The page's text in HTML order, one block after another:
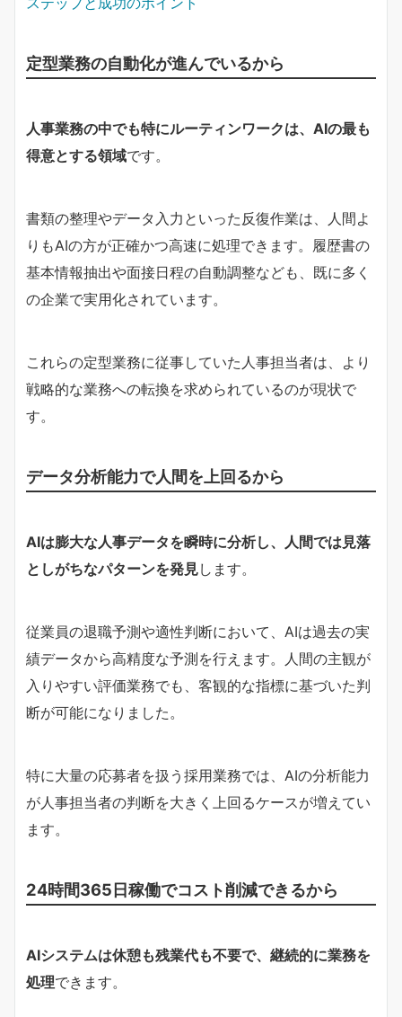
定型業務の自動化が進んでいるから
人事業務の中でも特にルーティンワークは、AIの最も
得意とする領域です。
書類の整理やデータ入力といった反復作業は、人間よ
りもAIの方が正確かつ高速に処理できます。履歴書の
基本情報抽出や面接日程の自動調整なども、既に多く
の企業で実用化されています。
これらの定型業務に従事していた人事担当者は、より
戦略的な業務への転換を求められているのが現状で
す。
データ分析能力で人間を上回るから
AIは膨大な人事データを瞬時に分析し、人間では見落
としがちなパターンを発見します。
従業員の退職予測や適性判断において、AIは過去の実
績データから高精度な予測を行えます。人間の主観が
入りやすい評価業務でも、客観的な指標に基づいた判
断が可能になりました。
特に大量の応募者を扱う採用業務では、AIの分析能力
が人事担当者の判断を大きく上回るケースが増えてい
ます。
24時間365日稼働でコスト削減できるから
AIシステムは休憩も残業代も不要で、継続的に業務を
処理できます。